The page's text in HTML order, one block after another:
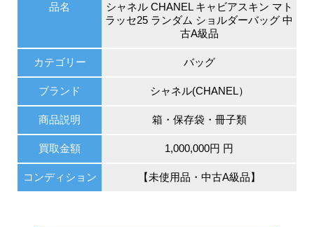
品名
シャネル CHANEL キャビアスキン マト
ラッセ25 ランダム ショルダーバッグ 中
古A級品
カテゴリー バッグ
ブランド シャネル(CHANEL）
商品説明 箱・保存袋・冊子類
買取金額 1,000,000円 円
コンディション 【未使用品・中古A級品】